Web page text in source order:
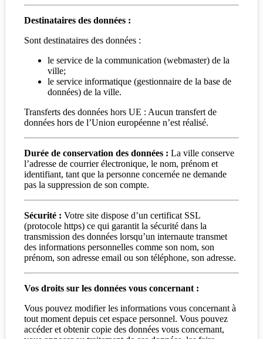
Destinataires des données :
Sont destinataires des données :
le service de la communication (webmaster) de la
ville;
le service informatique (gestionnaire de la base de
données) de la ville.
Transferts des données hors UE : Aucun transfert de
données hors de l’Union européenne n’est réalisé.
Durée de conservation des données : La ville conserve
l’adresse de courrier électronique, le nom, prénom et
identifiant, tant que la personne concernée ne demande
pas la suppression de son compte.
Sécurité : Votre site dispose d’un certificat SSL
(protocole https) ce qui garantit la sécurité dans la
transmission des données lorsqu’un internaute transmet
des informations personnelles comme son nom, son
prénom, son adresse email ou son téléphone, son adresse.
Vos droits sur les données vous concernant :
Vous pouvez modifier les informations vous concernant à
tout moment depuis cet espace personnel. Vous pouvez
accéder et obtenir copie des données vous concernant,